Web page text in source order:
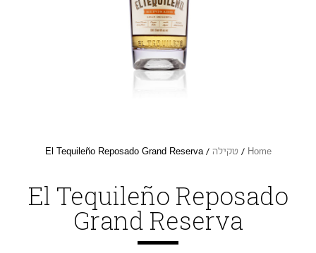
Home
/טקילה / El Tequileño Reposado Grand Reserva
El Tequileño Reposado
Grand Reserva